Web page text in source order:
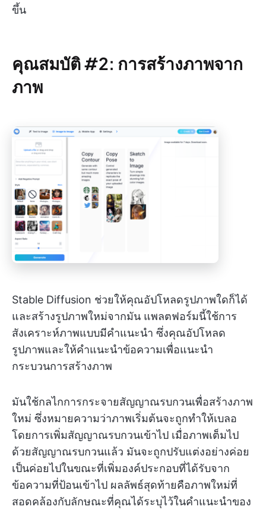
ขึ้น
คุณสมบัติ #2: การสร้างภาพจาก
ภาพ
Stable Diffusion ช่วยให้คุณอัปโหลดรูปภาพใดก็ได้
และสร้างรูปภาพใหม่จากมัน แพลตฟอร์มนี้ใช้การ
สังเคราะห์ภาพแบบมีคำแนะนำ ซึ่งคุณอัปโหลด
รูปภาพและให้คำแนะนำข้อความเพื่อแนะนำ
กระบวนการสร้างภาพ
มันใช้กลไกการกระจายสัญญาณรบกวนเพื่อสร้างภาพ
ใหม่ ซึ่งหมายความว่าภาพเริ่มต้นจะถูกทำให้เบลอ
โดยการเพิ่มสัญญาณรบกวนเข้าไป เมื่อภาพเต็มไป
ด้วยสัญญาณรบกวนแล้ว มันจะถูกปรับแต่งอย่างค่อย
เป็นค่อยไปในขณะที่เพิ่มองค์ประกอบที่ได้รับจาก
ข้อความที่ป้อนเข้าไป ผลลัพธ์สุดท้ายคือภาพใหม่ที่
สอดคล้องกับลักษณะที่คุณได้ระบุไว้ในคำแนะนำของ